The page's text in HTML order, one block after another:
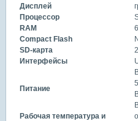
Дисплей
Процессор
RAM
Compact Flash
SD-карта
Интерфейсы
Питание
Рабочая температура и